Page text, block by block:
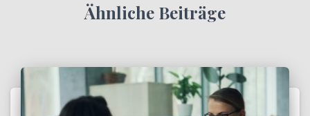
Ähnliche Beiträge